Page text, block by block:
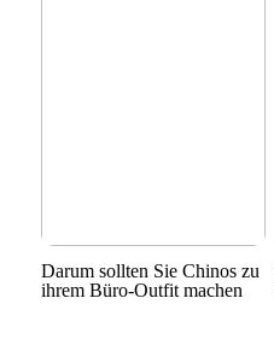
Darum sollten Sie Chinos zu
ihrem Büro-Outfit machen